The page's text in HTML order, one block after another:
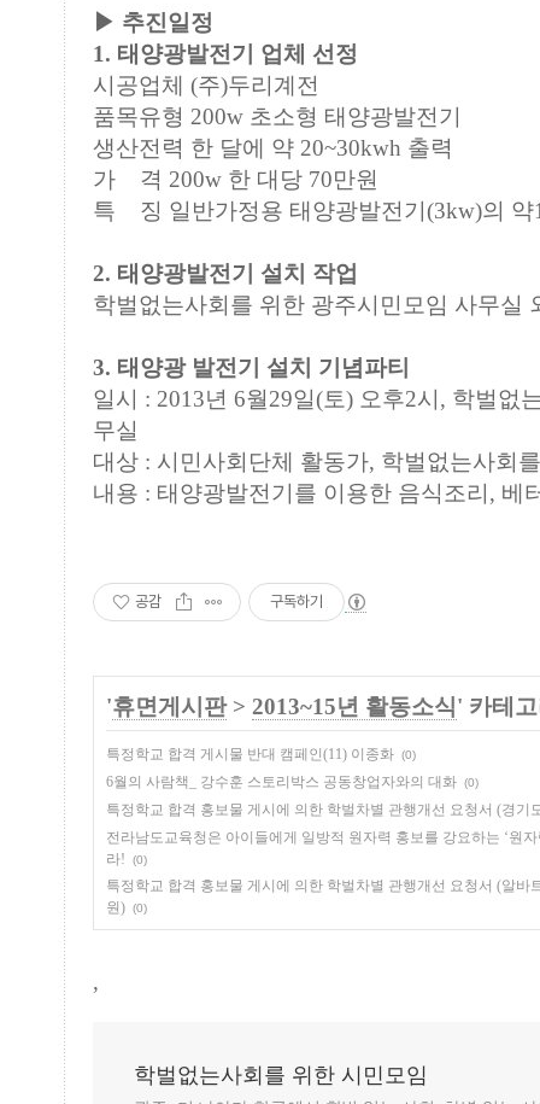
▶ 추진일정
1. 태양광발전기 업체 선정
시공업체 (주)두리계전
품목유형 200w 초소형 태양광발전기
생산전력 한 달에 약 20~30kwh 출력
가 격 200w 한 대당 70만원
특 징 일반가정용 태양광발전기(3kw)의 약
2. 태양광발전기 설치 작업
학벌없는사회를 위한 광주시민모임 사무실
3. 태양광 발전기 설치 기념파티
일시 : 2013년 6월29일(토) 오후2시, 학벌없
무실
대상 : 시민사회단체 활동가, 학벌없는사회
내용 : 태양광발전기를 이용한 음식조리, 베
공감 구독하기
'휴면게시판> 2013~15년 활동소식' 카테
특정학교 합격 게시물 반대 캠페인(11) 이종화 (0)
6월의 사람책_ 강수훈 스토리박스 공동창업자와의 대화 (0)
특정학교 합격 홍보물 게시에 의한 학벌차별 관행개선 요청서 (경기
전라남도교육청은 아이들에게 일방적 원자력 홍보를 강요하는 ‘원
라!
(0)
특정학교 합격 홍보물 게시에 의한 학벌차별 관행개선 요청서 (알바
원) (0)
,
학벌없는사회를 위한 시민모임